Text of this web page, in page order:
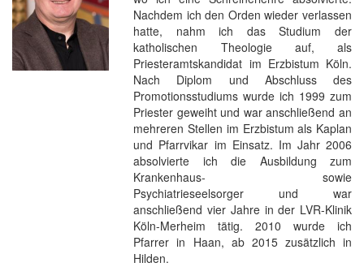
Nachdem ich den Orden wieder verlassen
hatte, nahm ich das Studium der
katholischen Theologie auf, als
Priesteramtskandidat im Erzbistum Köln.
Nach Diplom und Abschluss des
Promotionsstudiums wurde ich 1999 zum
Priester geweiht und war anschließend an
mehreren Stellen im Erzbistum als Kaplan
und Pfarrvikar im Einsatz. Im Jahr 2006
absolvierte ich die Ausbildung zum
Krankenhaus- sowie
Psychiatrieseelsorger und war
anschließend vier Jahre in der LVR-Klinik
Köln-Merheim tätig. 2010 wurde ich
Pfarrer in Haan, ab 2015 zusätzlich in
Hilden.